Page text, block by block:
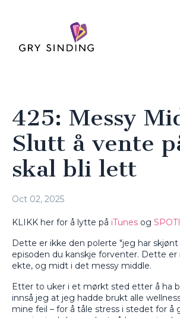
425: Messy
Slutt å vente
skal bli lett
Oct 02, 2025
KLIKK her for å lytte på iTunes og
Dette er ikke den polerte "jeg har
episoden du kanskje forventer. Dette er
ekte, og midt i det messy middle.
Etter to uker i et mørkt sted etter å ha
innså jeg at jeg hadde brukt alle
mine feil – for å tåle stress i stedet for å